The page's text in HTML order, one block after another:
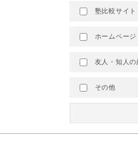
塾比較サイト
ホームページ
友人・知人の
その他